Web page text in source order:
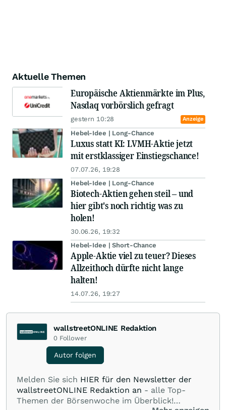
Aktuelle Themen
Europäische Aktienmärkte im Plus,
Nasdaq vorbörslich gefragt
gestern 10:28 Anzeige
Hebel-Idee | Long-Chance
Luxus statt KI: LVMH-Aktie jetzt
mit erstklassiger Einstiegschance!
07.07.26, 19:28
Hebel-Idee | Long-Chance
Biotech-Aktien gehen steil – und
hier gibt's noch richtig was zu
holen!
30.06.26, 19:32
Hebel-Idee | Short-Chance
Apple-Aktie viel zu teuer? Dieses
Allzeithoch dürfte nicht lange
halten!
14.07.26, 19:27
wallstreetONLINE Redaktion
0 Follower
Autor folgen
Melden Sie sich HIER für den Newsletter der
wallstreetONLINE Redaktion an - alle Top-
Themen der Börsenwoche im Überblick!